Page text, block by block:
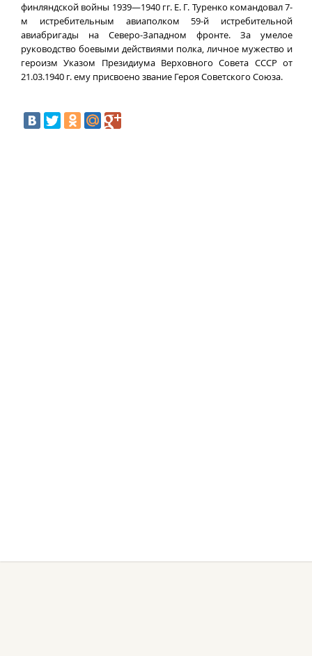
финляндской войны 1939—1940 гг. Е. Г. Туренко командовал 7-
м истребительным авиаполком 59-й истребительной
авиабригады на Северо-Западном фронте. За умелое
руководство боевыми действиями полка, личное мужество и
героизм Указом Президиума Верховного Совета СССР от
21.03.1940 г. ему присвоено звание Героя Советского Союза.